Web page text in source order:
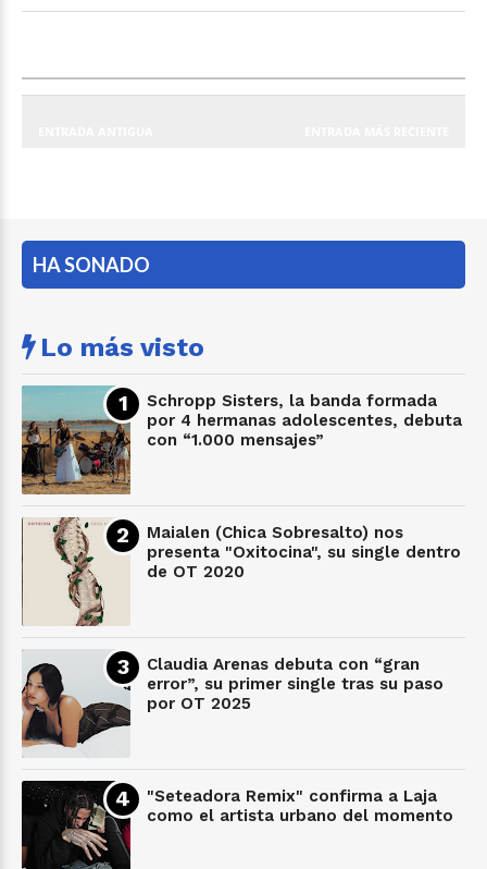
HA SONADO
Lo más visto
Schropp Sisters, la banda formada
por 4 hermanas adolescentes, debuta
con “1.000 mensajes”
Maialen (Chica Sobresalto) nos
presenta "Oxitocina", su single dentro
de OT 2020
Claudia Arenas debuta con “gran
error”, su primer single tras su paso
por OT 2025
"Seteadora Remix" confirma a Laja
como el artista urbano del momento